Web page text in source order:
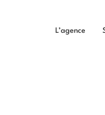
L’agence